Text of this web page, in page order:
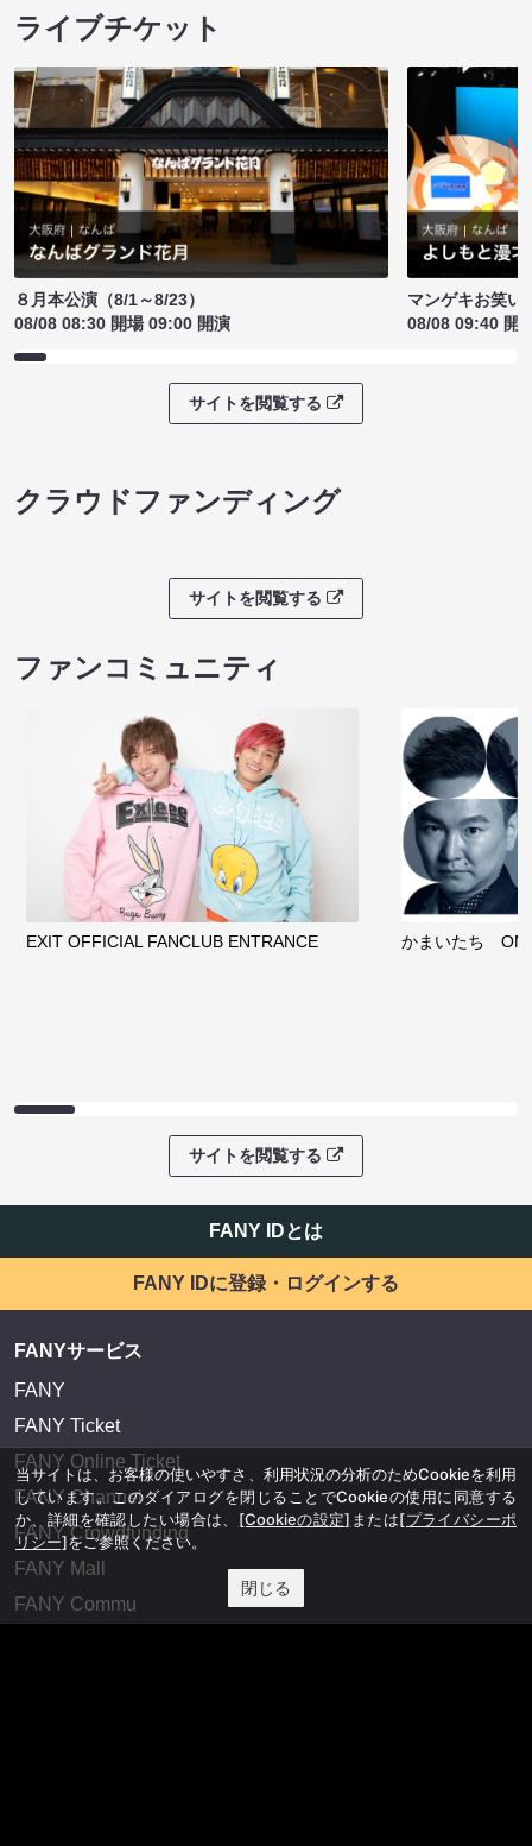
ライブチケット
８月本公演（8/1～8/23）
08/08 08:30 開場 09:00 開演
マンゲキお笑い
08/08 09:40 開
サイトを閲覧する
クラウドファンディング
サイトを閲覧する
ファンコミュニティ
EXIT OFFICIAL FANCLUB ENTRANCE かまいたち
サイトを閲覧する
FANY IDとは
FANY IDに登録・ログインする
FANYサービス
FANY
FANY Ticket
FANY Online Ticket
FANY Channel
FANY Crowdfunding
FANY Mall
FANY Commu
当サイトは、お客様の使いやすさ、利用状況の分析のためCookieを利用
しています。このダイアログを閉じることでCookieの使用に同意する
か、詳細を確認したい場合は、 [Cookieの設定] または[プライバシーポ
リシー]をご参照ください。
閉じる